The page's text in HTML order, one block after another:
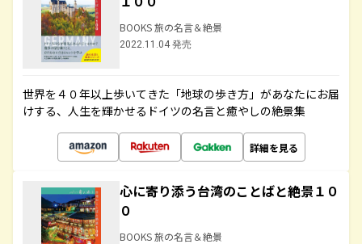
BOOKS 旅の名言＆絶景
2022.11.04 発売
世界を４０年以上歩いてきた「地球の歩き方」があなたにお届
けする、人生を輝かせるドイツの名言と癒やしの絶景集
詳細を見る
心に寄り添う台湾のことばと絶景１０
０
BOOKS 旅の名言＆絶景